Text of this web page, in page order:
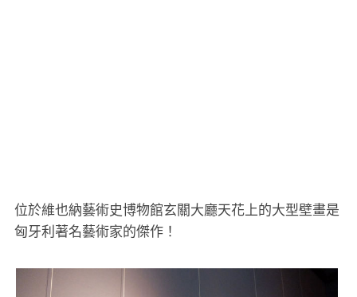
位於維也納藝術史博物館玄關大廳天花上的大型壁畫是
匈牙利著名藝術家的傑作！